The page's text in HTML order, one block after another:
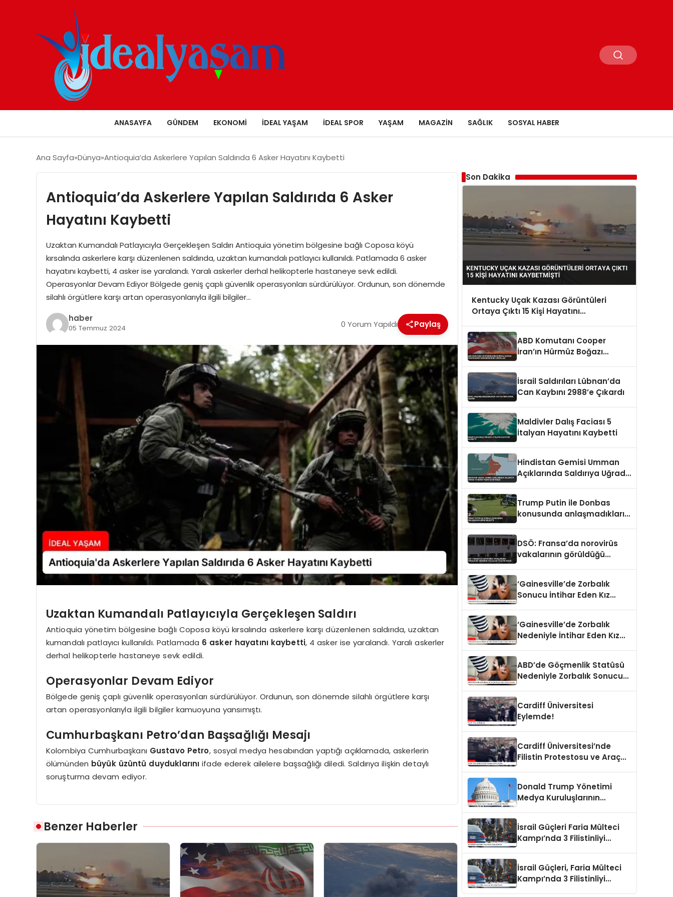
ANASAYFA GÜNDEM EKONOMI İDEAL YAŞAM İDEAL SPOR YAŞAM MAGAZIN SAĞLIK SOSYAL HABER
Ana Sayfa Dünya Antioquia’da Askerlere Yapılan Saldırıda 6 Asker Hayatını Kaybetti
Antioquia’da Askerlere Yapılan Saldırıda 6 Asker
Hayatını Kaybetti
Uzaktan Kumandalı Patlayıcıyla Gerçekleşen Saldırı Antioquia yönetim bölgesine bağlı Coposa köyü
kırsalında askerlere karşı düzenlenen saldırıda, uzaktan kumandalı patlayıcı kullanıldı. Patlamada 6 asker
hayatını kaybetti, 4 asker ise yaralandı. Yaralı askerler derhal helikopterle hastaneye sevk edildi.
Operasyonlar Devam Ediyor Bölgede geniş çaplı güvenlik operasyonları sürdürülüyor. Ordunun, son dönemde
silahlı örgütlere karşı artan operasyonlarıyla ilgili bilgiler…
haber
05 Temmuz 2024 0 Yorum Yapıldı Paylaş
Uzaktan Kumandalı Patlayıcıyla Gerçekleşen Saldırı
Antioquia yönetim bölgesine bağlı Coposa köyü kırsalında askerlere karşı düzenlenen saldırıda, uzaktan
kumandalı patlayıcı kullanıldı. Patlamada 6 asker hayatını kaybetti, 4 asker ise yaralandı. Yaralı askerler
derhal helikopterle hastaneye sevk edildi.
Operasyonlar Devam Ediyor
Bölgede geniş çaplı güvenlik operasyonları sürdürülüyor. Ordunun, son dönemde silahlı örgütlere karşı
artan operasyonlarıyla ilgili bilgiler kamuoyuna yansımıştı.
Cumhurbaşkanı Petro’dan Başsağlığı Mesajı
Kolombiya Cumhurbaşkanı Gustavo Petro, sosyal medya hesabından yaptığı açıklamada, askerlerin
ölümünden büyük üzüntü duyduklarını ifade ederek ailelere başsağlığı diledi. Saldırıya ilişkin detaylı
soruşturma devam ediyor.
Benzer Haberler
Son Dakika
Kentucky Uçak Kazası Görüntüleri
Ortaya Çıktı 15 Kişi Hayatını
ABD Komutanı Cooper
İran’ın Hürmüz Boğazı
İsrail Saldırıları Lübnan’da
Can Kaybını 2988’e Çıkardı
Maldivler Dalış Faciası 5
İtalyan Hayatını Kaybetti
Hindistan Gemisi Umman
Açıklarında Saldırıya Uğradı
Trump Putin ile Donbas
konusunda anlaşmadıklarını
DSÖ: Fransa’da norovirüs
vakalarının görüldüğü
‘Gainesville’de Zorbalık
Sonucu İntihar Eden Kız
‘Gainesville’de Zorbalık
Nedeniyle İntihar Eden Kız
ABD’de Göçmenlik Statüsü
Nedeniyle Zorbalık Sonucu
Cardiff Üniversitesi
Eylemde!
Cardiff Üniversitesi’nde
Filistin Protestosu ve Araç
Donald Trump Yönetimi
Medya Kuruluşlarının
İsrail Güçleri Faria Mülteci
Kampı’nda 3 Filistinliyi
İsrail Güçleri, Faria Mülteci
Kampı’nda 3 Filistinliyi